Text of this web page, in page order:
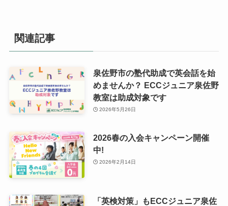
関連記事
泉佐野市の塾代助成で英会話を始
めませんか？ ECCジュニア泉佐野
教室は助成対象です
2026年5月26日
2026春の入会キャンペーン開催
中!
2026年2月14日
「英検対策」もECCジュニア泉佐